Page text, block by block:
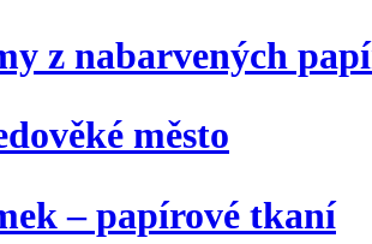
z nabarvených
město
– papírové tkaní